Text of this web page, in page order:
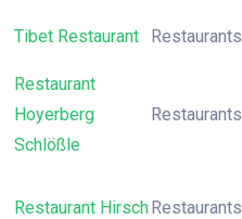
Tibet Restaurant Restaurants
Restaurant
Hoyerberg
Schlößle
Restaurants
Restaurant HirschRestaurants